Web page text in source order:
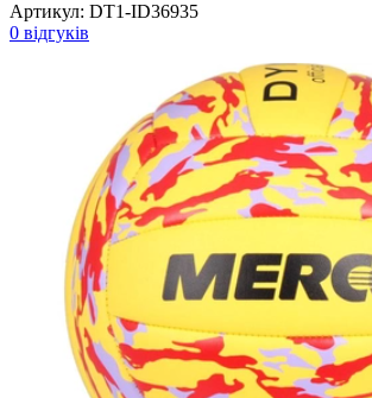
Артикул: DT1-ID36935
0 відгуків